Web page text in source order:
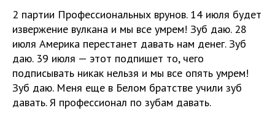
2 партии Профессиональных врунов. 14 июля будет
извержение вулкана и мы все умрем! Зуб даю. 28
июля Америка перестанет давать нам денег. Зуб
даю. 39 июля — этот подпишет то, чего
подписывать никак нельзя и мы все опять умрем!
Зуб даю. Меня еще в Белом братстве учили зуб
давать. Я профессионал по зубам давать.